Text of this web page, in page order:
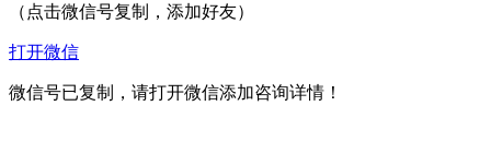
（点击微信号复制，添加好友）
打开微信
微信号已复制，请打开微信添加咨询详情！